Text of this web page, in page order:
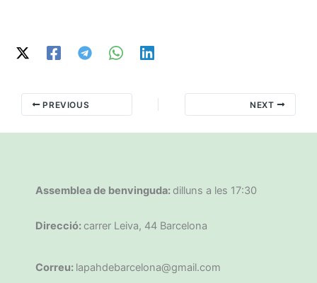
PREVIOUS NEXT
Assemblea de benvinguda: dilluns a les 17:30
Direcció: carrer Leiva, 44 Barcelona
Correu: lapahdebarcelona@gmail.com